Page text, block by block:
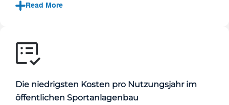
Read More
Die niedrigsten Kosten pro Nutzungsjahr im
öffentlichen Sportanlagenbau